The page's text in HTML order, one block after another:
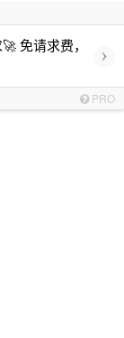
免请求费，
›
PRO